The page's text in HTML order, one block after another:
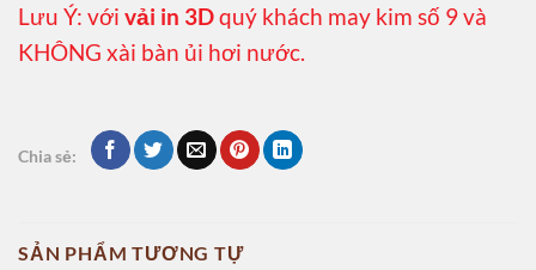
Lưu Ý: với vải in 3Dquý khách may kim số 9 và
KHÔNG xài bàn ủi hơi nước.
Chia sẻ:
SẢN PHẨM TƯƠNG TỰ